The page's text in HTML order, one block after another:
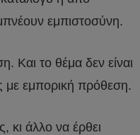
εμπιστοσύνη.
Και το θέμα δεν είναι
με εμπορική πρόθεση.
κι άλλο να έρθει